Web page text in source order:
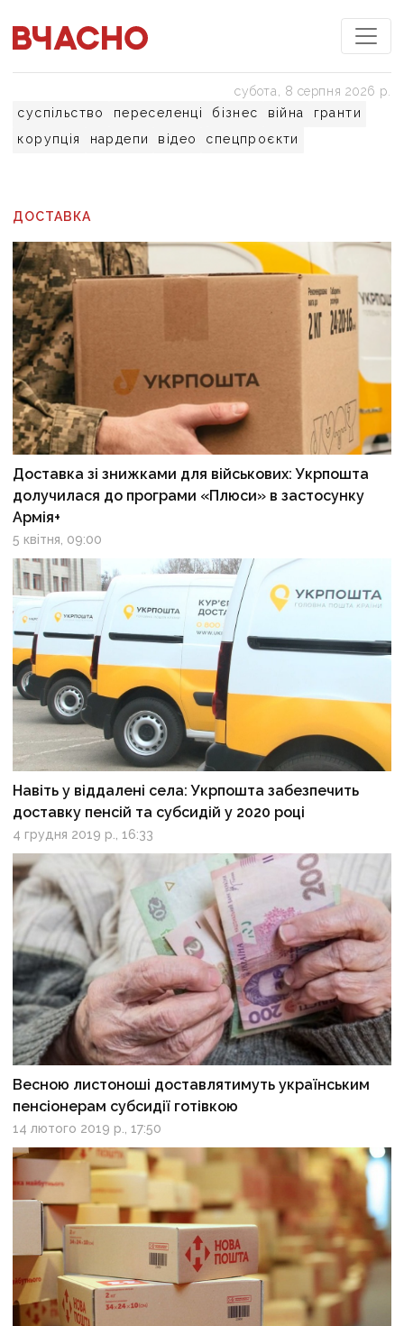
суспільство переселенці бізнес війна
гранти
корупція
нардепи відео спецпроєкти
субота, 8 серпня 2026 р.
ДОСТАВКА
Доставка зі знижками для військових: Укрпошта
долучилася до програми «Плюси» в застосунку
Армія+
5 квітня, 09:00
Навіть у віддалені села: Укрпошта забезпечить
доставку пенсій та субсидій у 2020 році
4 грудня 2019 р., 16:33
Весною листоноші доставлятимуть українським
пенсіонерам субсидії готівкою
14 лютого 2019 р., 17:50